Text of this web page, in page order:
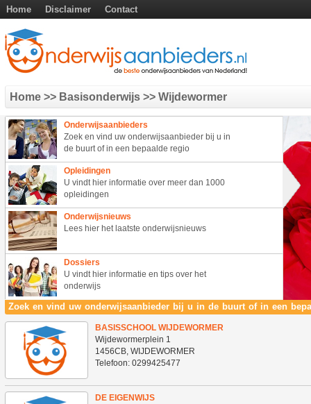
Home Disclaimer Contact
Home >> Basisonderwijs >> Wijdewormer
Onderwijsaanbieders
Zoek en vind uw onderwijsaanbieder bij u in
de buurt of in een bepaalde regio
Opleidingen
U vindt hier informatie over meer dan 1000
opleidingen
Onderwijsnieuws
Lees hier het laatste onderwijsnieuws
Dossiers
U vindt hier informatie en tips over het
onderwijs
Zoek en vind uw onderwijsaanbieder bij u in de buurt of in een
BASISSCHOOL WIJDEWORMER
Wijdewormerplein 1
1456CB, WIJDEWORMER
Telefoon: 0299425477
meer info >>
DE EIGENWIJS